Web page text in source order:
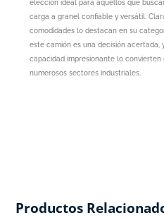
elección ideal para aquellos que
carga a granel confiable y versátil.
comodidades lo destacan en su
este camión es una decisión acertada,
capacidad impresionante lo
numerosos sectores industriales.
Productos